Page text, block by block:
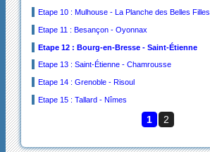
Etape 10 : Mulhouse - La Planche des Belles Filles
Etape 11 : Besançon - Oyonnax
Etape 12 : Bourg-en-Bresse - Saint-Étienne
Etape 13 : Saint-Étienne - Chamrousse
Etape 14 : Grenoble - Risoul
Etape 15 : Tallard - Nîmes
1 2